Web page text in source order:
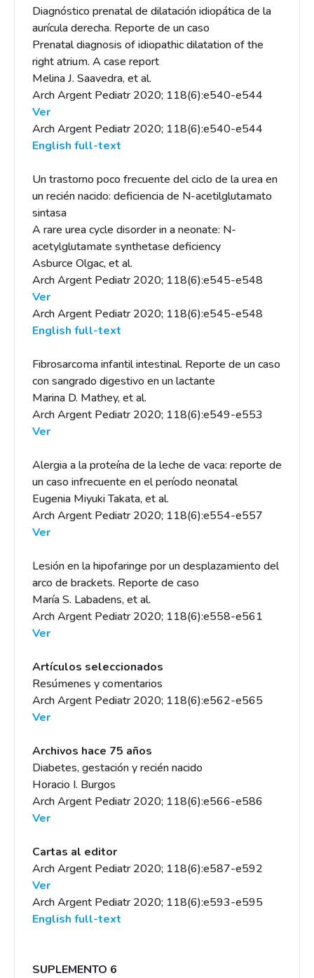
Diagnóstico prenatal de dilatación idiopática de la
aurícula derecha. Reporte de un caso
Prenatal diagnosis of idiopathic dilatation of the
right atrium. A case report
Melina J. Saavedra, et al.
Arch Argent Pediatr 2020; 118(6):e540-e544
Ver
Arch Argent Pediatr 2020; 118(6):e540-e544
English full-text
Un trastorno poco frecuente del ciclo de la urea en
un recién nacido: deficiencia de N-acetilglutamato
sintasa
A rare urea cycle disorder in a neonate: N-
acetylglutamate synthetase deficiency
Asburce Olgac, et al.
Arch Argent Pediatr 2020; 118(6):e545-e548
Ver
Arch Argent Pediatr 2020; 118(6):e545-e548
English full-text
Fibrosarcoma infantil intestinal. Reporte de un caso
con sangrado digestivo en un lactante
Marina D. Mathey, et al.
Arch Argent Pediatr 2020; 118(6):e549-e553
Ver
Alergia a la proteína de la leche de vaca: reporte de
un caso infrecuente en el período neonatal
Eugenia Miyuki Takata, et al.
Arch Argent Pediatr 2020; 118(6):e554-e557
Ver
Lesión en la hipofaringe por un desplazamiento del
arco de brackets. Reporte de caso
María S. Labadens, et al.
Arch Argent Pediatr 2020; 118(6):e558-e561
Ver
Artículos seleccionados
Resúmenes y comentarios
Arch Argent Pediatr 2020; 118(6):e562-e565
Ver
Archivos hace 75 años
Diabetes, gestación y recién nacido
Horacio I. Burgos
Arch Argent Pediatr 2020; 118(6):e566-e586
Ver
Cartas al editor
Arch Argent Pediatr 2020; 118(6):e587-e592
Ver
Arch Argent Pediatr 2020; 118(6):e593-e595
English full-text
SUPLEMENTO 6